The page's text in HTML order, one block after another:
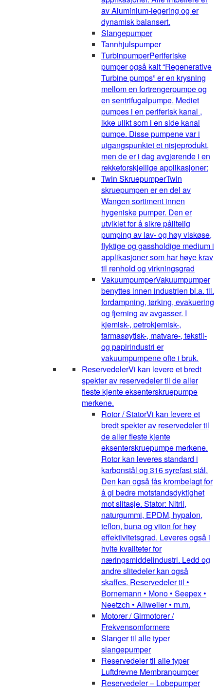
av Aluminium-legering og er
dynamisk balansert.
Slangepumper
Tannhjulspumper
TurbinpumperPeriferiske
pumper også kalt “Regenerative
Turbine pumps” er en krysning
mellom en fortrengerpumpe og
en sentrifugalpumpe. Mediet
pumpes i en periferisk kanal ,
ikke ulikt som i en side kanal
pumpe. Disse pumpene var i
utgangspunktet et nisjeprodukt,
men de er i dag avgjørende i en
rekkeforskjellige applikasjoner:
Twin SkruepumperTwin
skruepumpen er en del av
Wangen sortiment innen
hygeniske pumper. Den er
utviklet for å sikre pålitelig
pumping av lav- og høy viskøse,
flyktige og gassholdige medium i
applikasjoner som har høye krav
til renhold og virkningsgrad
VakuumpumperVakuumpumper
benyttes innen industrien bl.a. til.
fordampning, tørking, evakuering
og fjerning av avgasser. I
kjemisk-, petrokjemisk-,
farmasøytisk-, matvare-, tekstil-
og papirindustri er
vakuumpumpene ofte i bruk.
ReservedelerVi kan levere et bredt
spekter av reservedeler til de aller
fleste kjente eksenterskruepumpe
merkene.
Rotor / StatorVi kan levere et
bredt spekter av reservedeler til
de aller fleste kjente
eksenterskruepumpe merkene.
Rotor kan leveres standard i
karbonstål og 316 syrefast stål.
Den kan også fås krombelagt for
å gi bedre motstandsdyktighet
mot slitasje. Stator: Nitril,
naturgummi, EPDM, hypalon,
teflon, buna og viton for høy
effektivitetsgrad. Leveres også i
hvite kvaliteter for
næringsmiddelindustri. Ledd og
andre slitedeler kan også
skaffes. Reservedeler til •
Bornemann • Mono • Seepex •
Neetzch • Allweiler • m.m.
Motorer / Girmotorer /
Frekvensomformere
Slanger til alle typer
slangepumper
Reservedeler til alle typer
Luftdrevne Membranpumper
Reservedeler – Lobepumper